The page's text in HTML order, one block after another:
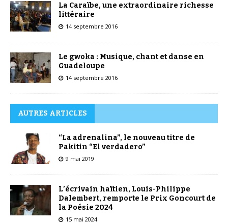
La Caraïbe, une extraordinaire richesse
littéraire
14 septembre 2016
Le gwoka : Musique, chant et danse en
Guadeloupe
14 septembre 2016
AUTRES ARTICLES
“La adrenalina”, le nouveau titre de
Pakitin “El verdadero”
9 mai 2019
L’écrivain haïtien, Louis-Philippe
Dalembert, remporte le Prix Goncourt de
la Poésie 2024
15 mai 2024